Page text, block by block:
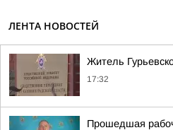
ЛЕНТА НОВОСТЕЙ
Житель
17:32
Прошедшая